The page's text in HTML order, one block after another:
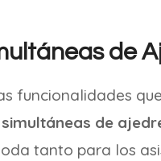
de
funcionalidades
de
tanto para los